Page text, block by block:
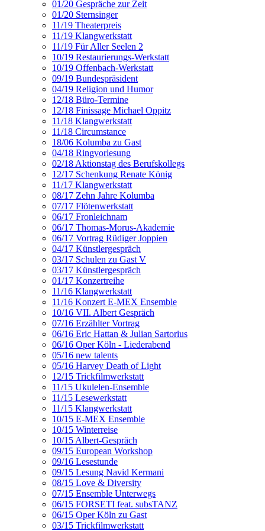
01/20 Gespräche zur Zeit
01/20 Sternsinger
11/19 Theaterpreis
11/19 Klangwerkstatt
11/19 Für Aller Seelen 2
10/19 Restaurierungs-Werkstatt
10/19 Offenbach-Werkstatt
09/19 Bundespräsident
04/19 Religion und Humor
12/18 Büro-Termine
12/18 Finissage Michael Oppitz
11/18 Klangwerkstatt
11/18 Circumstance
18/06 Kolumba zu Gast
04/18 Ringvorlesung
02/18 Aktionstag des Berufskollegs
12/17 Schenkung Renate König
11/17 Klangwerkstatt
08/17 Zehn Jahre Kolumba
07/17 Flötenwerkstatt
06/17 Fronleichnam
06/17 Thomas-Morus-Akademie
06/17 Vortrag Rüdiger Joppien
04/17 Künstlergespräch
03/17 Schulen zu Gast V
03/17 Künstlergespräch
01/17 Konzertreihe
11/16 Klangwerkstatt
11/16 Konzert E-MEX Ensemble
10/16 VII. Albert Gespräch
07/16 Erzählter Vortrag
06/16 Eric Hattan & Julian Sartorius
06/16 Oper Köln - Liederabend
05/16 new talents
05/16 Harvey Death of Light
12/15 Trickfilmwerkstatt
11/15 Ukulelen-Ensemble
11/15 Lesewerkstatt
11/15 Klangwerkstatt
10/15 E-MEX Ensemble
10/15 Winterreise
10/15 Albert-Gespräch
09/15 European Workshop
09/16 Lesestunde
09/15 Lesung Navid Kermani
08/15 Love & Diversity
07/15 Ensemble Unterwegs
06/15 FORSETI feat. subsTANZ
06/15 Oper Köln zu Gast
03/15 Trickfilmwerkstatt